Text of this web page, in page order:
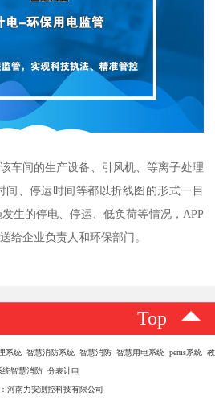
车间的生产设备、引风机、等离子处理
间、停运时间等都以折线图的形式一目
生的停电、停运、低负荷等情况，APP
给企业负责人和环保部门。
Top
系统 智慧消防系统 智慧消防 智慧用电系统 pems系统 教
统智慧消防 分表计电
河南力安测控科技有限公司